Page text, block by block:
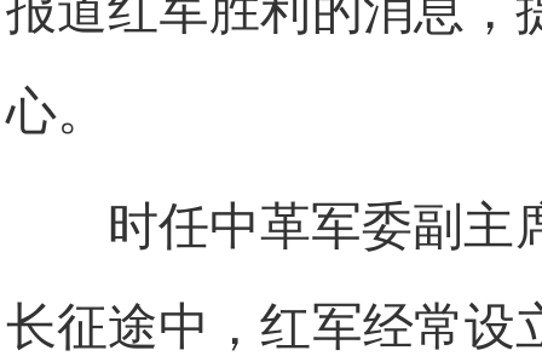
心。
时任中革军委副主
长征途中，红军经常设